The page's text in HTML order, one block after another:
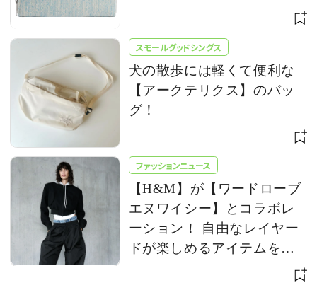
スモールグッドシングス
犬の散歩には軽くて便利な
【アークテリクス】のバッ
グ！
ファッションニュース
【H&M】が【ワードローブ
エヌワイシー】とコラボレ
ーション！ 自由なレイヤー
ドが楽しめるアイテムを発